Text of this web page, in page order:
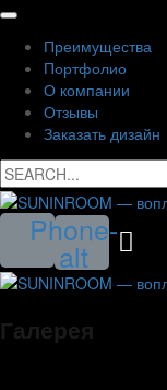
Преимущества
Портфолио
О компании
Отзывы
Заказать дизайн
Search
for:
Phone-
alt
Галерея